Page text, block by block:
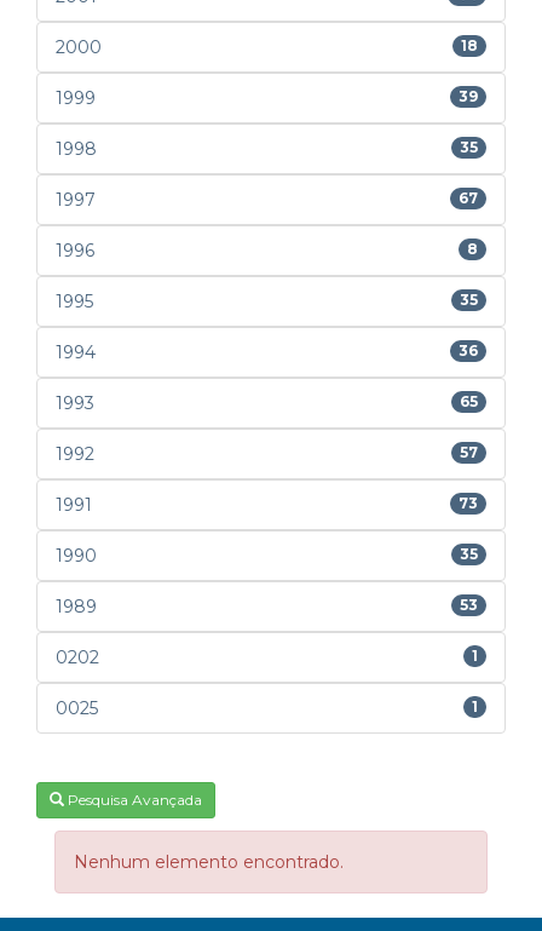
2000 18
1999 39
1998 35
1997 67
1996 8
1995 35
1994 36
1993 65
1992 57
1991 73
1990 35
1989 53
0202 1
0025 1
Pesquisa Avançada
Nenhum elemento encontrado.